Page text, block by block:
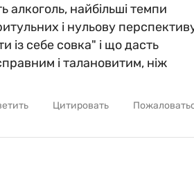
алкоголь, найбільші темпи
і нульову
із себе совка" і що дасть
і талановитим, ніж
Цитировать